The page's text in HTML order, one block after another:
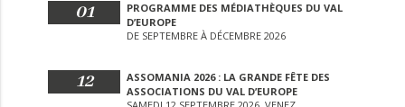
01
PROGRAMME DES MÉDIATHÈQUES DU VAL
D’EUROPE
DE SEPTEMBRE À DÉCEMBRE 2026
12
ASSOMANIA 2026 : LA GRANDE FÊTE DES
ASSOCIATIONS DU VAL D’EUROPE